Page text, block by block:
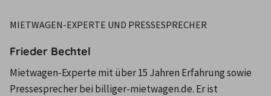
MIETWAGEN-EXPERTE UND PRESSESPRECHER
Frieder Bechtel
Mietwagen-Experte mit über 15 Jahren Erfahrung sowie
Pressesprecher bei billiger-mietwagen.de. Er ist